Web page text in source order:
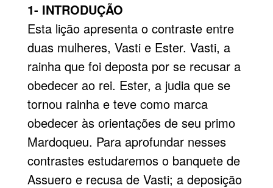
1- INTRODUÇÃO
Esta lição apresenta o contraste entre
duas mulheres, Vasti e Ester. Vasti, a
rainha que foi deposta por se recusar a
obedecer ao rei. Ester, a judia que se
tornou rainha e teve como marca
obedecer às orientações de seu primo
Mardoqueu. Para aprofundar nesses
contrastes estudaremos o banquete de
Assuero e recusa de Vasti; a deposição